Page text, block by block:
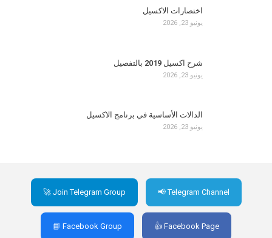
اختصارات الاكسيل
يونيو 23, 2026
شرح اكسيل 2019 بالتفصيل
يونيو 23, 2026
الدالات الأساسية في برنامج الاكسيل
يونيو 23, 2026
🚀 Join Telegram Group 📢 Telegram Channel
📘 Facebook Group 👍 Facebook Page